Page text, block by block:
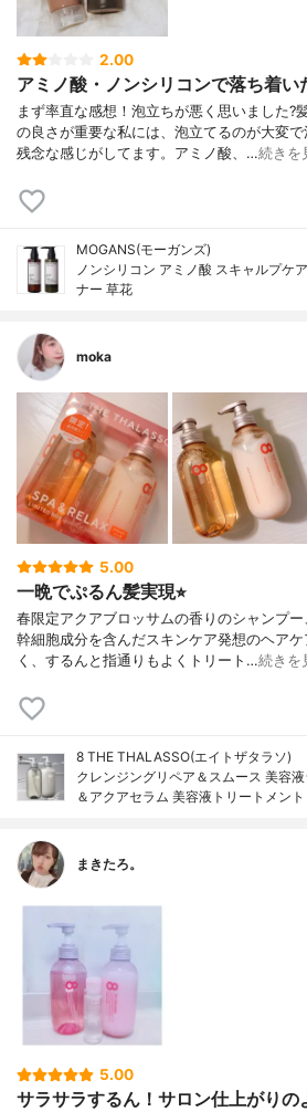
2.00
アミノ酸・ノンシリコンで落ち着い
まず率直な感想！泡立ちが悪く思いました?
の良さが重要な私には、泡立てるのが大変
残念な感じがしてます。アミノ酸、…続きを
MOGANS(モーガンズ)
ノンシリコン アミノ酸 スキャルプケ
ナー 草花
moka
5.00
一晩でぷるん髪実現⭐︎
春限定アクアブロッサムの香りのシャンプ
幹細胞成分を含んだスキンケア発想のヘア
く、するんと指通りもよくトリート…続きを
8 THE THALASSO(エイトザタラソ)
クレンジングリペア＆スムース 美容
＆アクアセラム 美容液トリートメント
まきたろ。
5.00
サラサラするん！サロン仕上がりの